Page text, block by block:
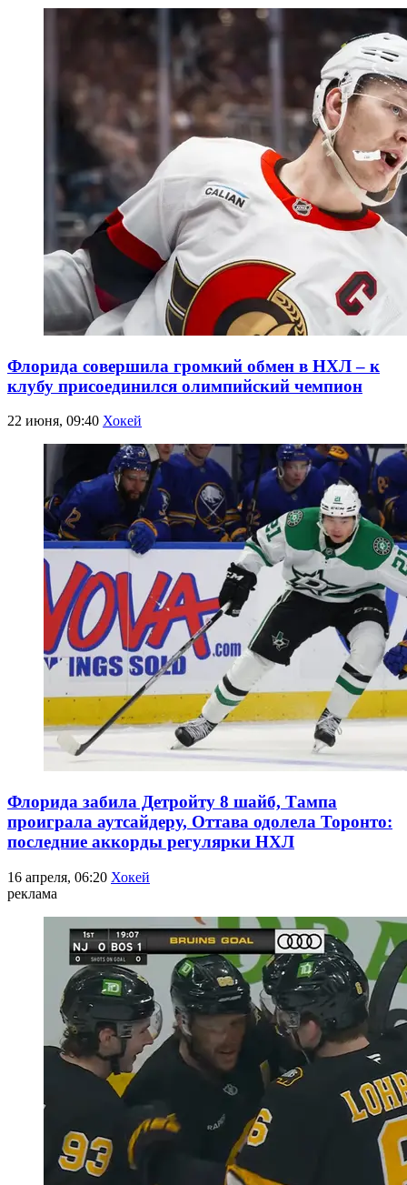
Флорида совершила громкий обмен в НХЛ – к
клубу присоединился олимпийский чемпион
22 июня, 09:40 Хокей
Флорида забила Детройту 8 шайб, Тампа
проиграла аутсайдеру, Оттава одолела Торонто:
последние аккорды регулярки НХЛ
16 апреля, 06:20 Хокей
реклама